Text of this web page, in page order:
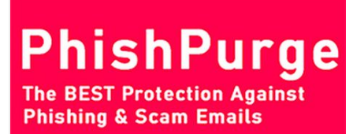
данните
сайтове.